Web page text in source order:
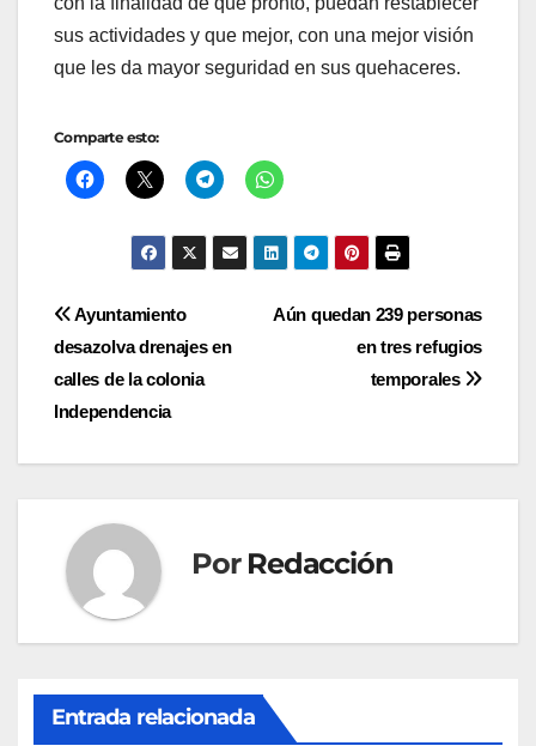
sus actividades y que mejor, con una mejor visión
que les da mayor seguridad en sus quehaceres.
Comparte esto:
Navegación
de
entradas
Aún quedan 239 personas
en tres refugios
temporales
Ayuntamiento
desazolva drenajes en
calles de la colonia
Independencia
Por Redacción
Entrada relacionada